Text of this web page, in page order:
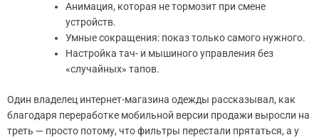
Анимация, которая не тормозит при смене
устройств.
Умные сокращения: показ только самого нужного.
Настройка тач- и мышиного управления без
«случайных» тапов.
Один владелец интернет-магазина одежды рассказывал, как
благодаря переработке мобильной версии продажи выросли на
треть — просто потому, что фильтры перестали прятаться, а у